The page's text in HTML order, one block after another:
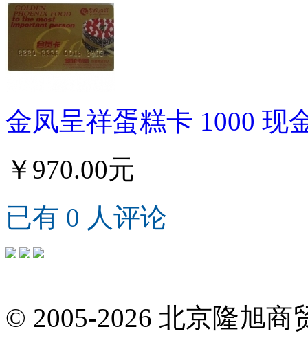
金凤呈祥蛋糕卡 1000 现
￥970.00元
已有 0 人评论
© 2005-2026 北京隆旭